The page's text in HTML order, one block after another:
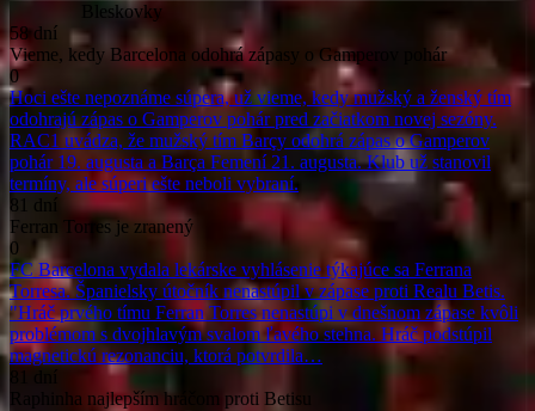
Bleskovky
58 dní
Vieme, kedy Barcelona odohrá zápasy o Gamperov pohár
0
Hoci ešte nepoznáme súpera, už vieme, kedy mužský a ženský tím
odohrajú zápas o Gamperov pohár pred začiatkom novej sezóny.
RAC1 uvádza, že mužský tím Barçy odohrá zápas o Gamperov
pohár 19. augusta a Barça Femení 21. augusta. Klub už stanovil
termíny, ale súperi ešte neboli vybraní.
81 dní
Ferran Torres je zranený
0
FC Barcelona vydala lekárske vyhlásenie týkajúce sa Ferrana
Torresa. Španielsky útočník nenastúpil v zápase proti Realu Betis.
"Hráč prvého tímu Ferran Torres nenastúpi v dnešnom zápase kvôli
problémom s dvojhlavým svalom ľavého stehna. Hráč podstúpil
magnetickú rezonanciu, ktorá potvrdila…
81 dní
Raphinha najlepším hráčom proti Betisu